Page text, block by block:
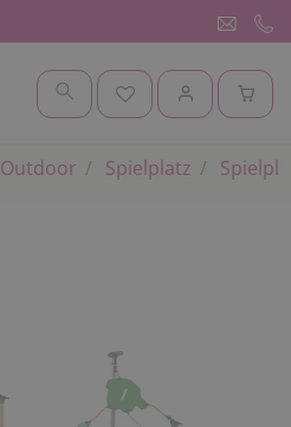
Outdoor Spielplatz